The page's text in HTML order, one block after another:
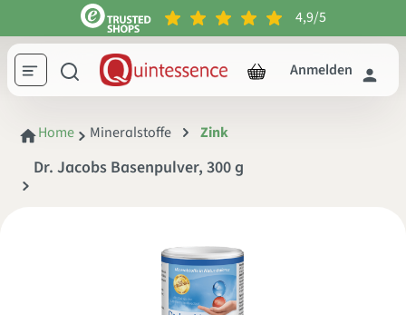
springen 4,9/5
Anmelden
Home Mineralstoffe Zink
Dr. Jacobs Basenpulver, 300 g